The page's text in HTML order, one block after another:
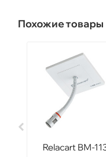
Похожие товары
Relacart BM-